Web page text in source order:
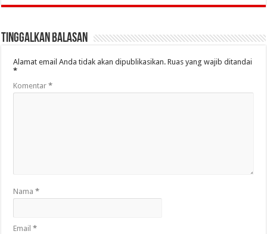
Tinggalkan Balasan
Alamat email Anda tidak akan dipublikasikan. Ruas yang wajib ditandai
*
Komentar*
Nama*
Email*